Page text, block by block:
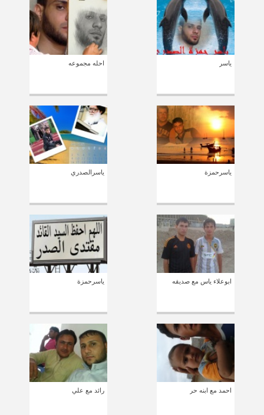
ياسر احله مجموعه
ياسرحمزة ياسرالصدري
ابوعلاء ياس مع صديقه ياسرحمزة
احمد مع ابنه حر رائد مع علي